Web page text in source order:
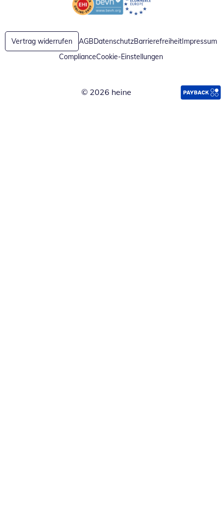
Öffnet in neuem FensterÖffnet in neuem Fenster
Vertrag widerrufen AGBDatenschutzBarrierefreiheitImpressum
ComplianceCookie-Einstellungen
© 2026 heine